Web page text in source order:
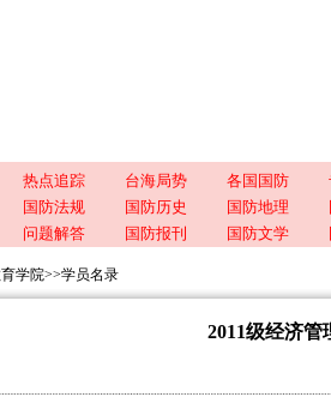
热点追踪 台海局势 各国国防
国防法规 国防历史 国防地理
问题解答 国防报刊 国防文学
学院>>学员名录
2011级经济